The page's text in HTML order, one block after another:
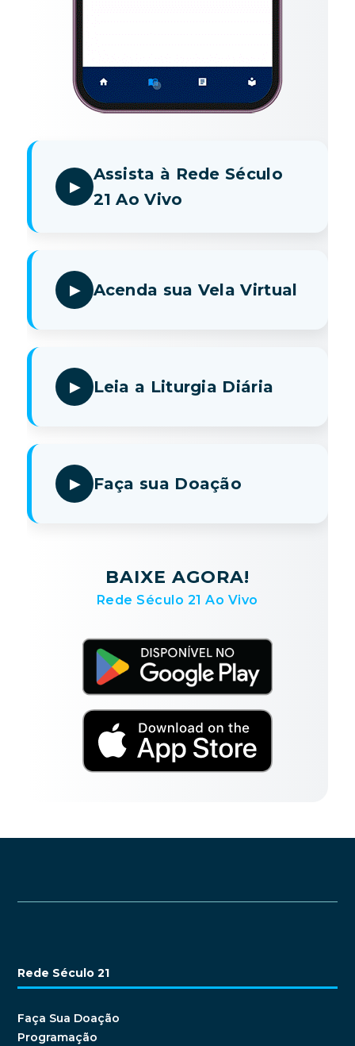
Assista à Rede Século
21 Ao Vivo
Acenda sua Vela Virtual
Leia a Liturgia Diária
Faça sua Doação
BAIXE AGORA!
Rede Século 21 Ao Vivo
Rede Século 21
Faça Sua Doação
Programação